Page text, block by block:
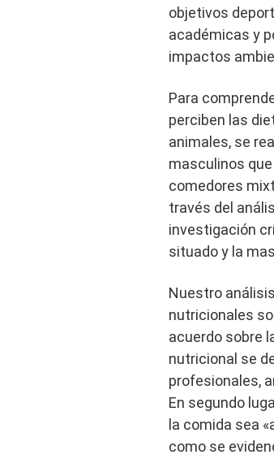
objetivos
académicas y
impactos
Para
perciben las
animales, se
masculinos
comedores
través del
investigación
situado y la
Nuestro
nutricionales
acuerdo sobre
nutricional se
profesionales,
En segundo
la comida sea
como se